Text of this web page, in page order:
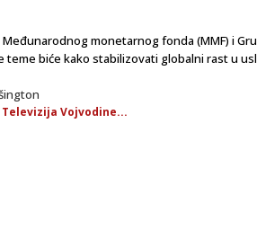
monetarnog fonda (MMF) i
teme biće kako stabilizovati globalni rast u
Vojvodine...